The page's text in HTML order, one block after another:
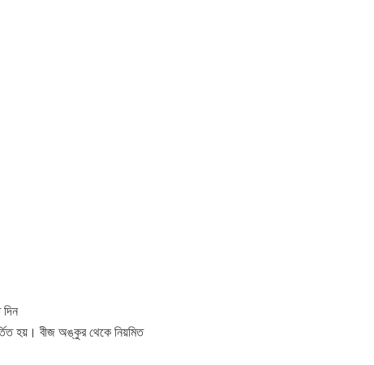
হয়। বীজ অঙ্কুর থেকে নিয়মিত